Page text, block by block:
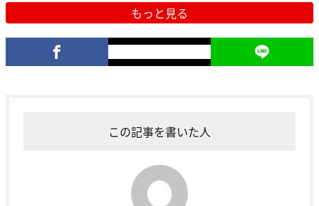
もっと見る
この記事を書いた人